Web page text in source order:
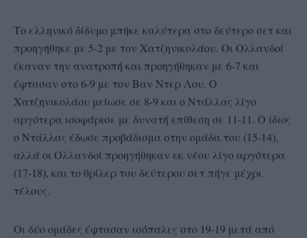
Το ελληνικό δίδυμο μπήκε καλύτερα στο δεύτερο σετ και
προηγήθηκε με 5-2 με τον Χατζηνικολάου. Οι Ολλανδοί
έκαναν την ανατροπή και προηγήθηκαν με 6-7 και
έφτασαν στο 6-9 με τον Βαν Ντερ Λου. Ο
Χατζηνικολάου μείωσε σε 8-9 και ο Ντάλλας λίγο
αργότερα ισοφάρισε με δυνατή επίθεση σε 11-11. Ο ίδιος
ο Ντάλλας έδωσε προβάδισμα στην ομάδα του (15-14),
αλλά οι Ολλανδοί προηγήθηκαν εκ νέου λίγο αργότερα
(17-18), και το θρίλερ του δεύτερου σετ πήγε μέχρι
τέλους.
Οι δύο ομάδες έφτασαν ισόπαλες στο 19-19 μετά από